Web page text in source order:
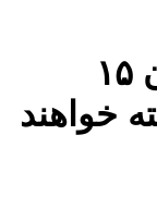
اکثر نمایشگرهای آیفون ۱۵
خواهند